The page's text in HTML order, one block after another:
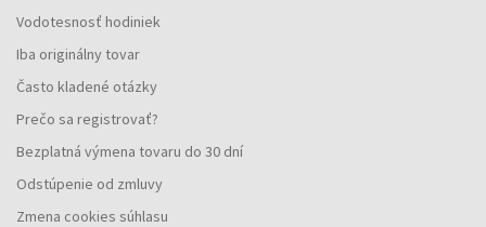
Vodotesnosť hodiniek
Iba originálny tovar
Často kladené otázky
Prečo sa registrovať?
Bezplatná výmena tovaru do 30 dní
Odstúpenie od zmluvy
Zmena cookies súhlasu